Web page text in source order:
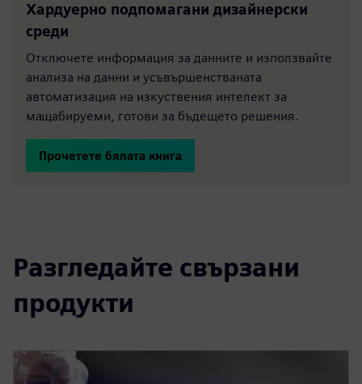
Хардуерно подпомагани дизайнерски
среди
Отключете информация за данните и използвайте
анализа на данни и усъвършенстваната
автоматизация на изкуствения интелект за
мащабируеми, готови за бъдещето решения.
Прочетете бялата книга
Разгледайте свързани
продукти